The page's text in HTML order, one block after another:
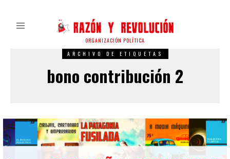
ORGANIZACIÓN POLÍTICA
ARCHIVO DE ETIQUETAS
bono contribución 2